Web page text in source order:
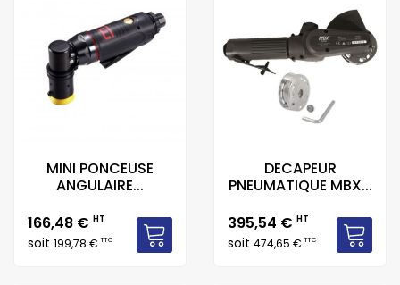
MINI PONCEUSE
ANGULAIRE...
Prix
166,48 € HT
soit 199,78 €TTC
DECAPEUR
PNEUMATIQUE MBX...
Prix
395,54 € HT
soit 474,65 €TTC